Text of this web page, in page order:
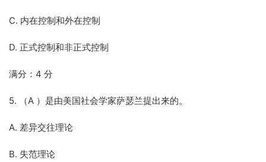
C. 内在控制和外在控制
D. 正式控制和非正式控制
满分：4 分
5. （A ）是由美国社会学家萨瑟兰提出来的。
A. 差异交往理论
B. 失范理论